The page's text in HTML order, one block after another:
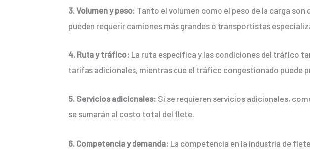
3. Volumen y peso: Tanto el volumen como el peso de la carga
pueden requerir camiones más grandes o transportistas
4. Ruta y tráfico: La ruta específica y las condiciones del tráfico
tarifas adicionales, mientras que el tráfico congestionado puede
5. Servicios adicionales: Si se requieren servicios adicionales,
se sumarán al costo total del flete.
6. Competencia y demanda: La competencia en la industria de